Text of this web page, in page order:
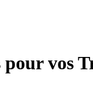
vos